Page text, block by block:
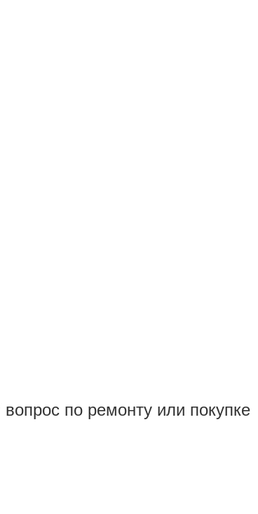
по ремонту или покупке